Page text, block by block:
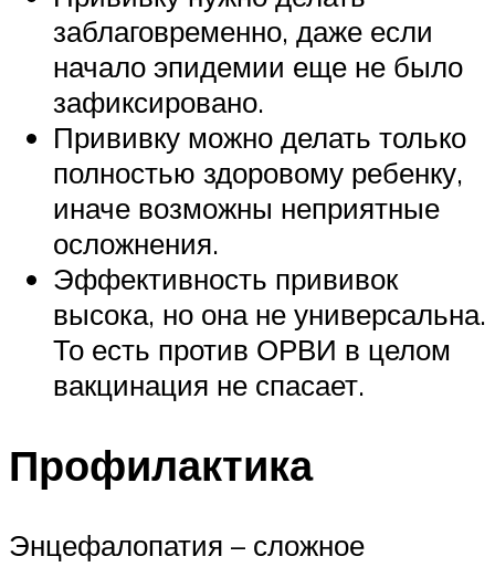
заблаговременно, даже если
начало эпидемии еще не было
зафиксировано.
Прививку можно делать только
полностью здоровому ребенку,
иначе возможны неприятные
осложнения.
Эффективность прививок
высока, но она не универсальна.
То есть против ОРВИ в целом
вакцинация не спасает.
Профилактика
Энцефалопатия – сложное